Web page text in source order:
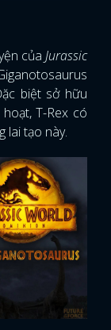
của Jurassic
biệt sở hữu
T-Rex có
lai tạo này.